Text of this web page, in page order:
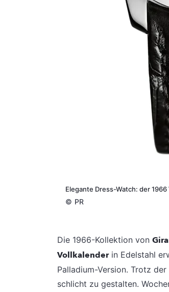
Elegante Dress-Watch: der
© PR
Die 1966-Kollektion von
Vollkalenderin Edelstahl
Palladium-Version. Trotz
schlicht zu gestalten.